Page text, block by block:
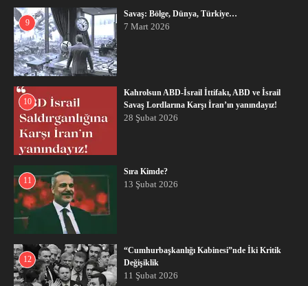
9
Savaş: Bölge, Dünya, Türkiye…
7 Mart 2026
10
Kahrolsun ABD-İsrail İttifakı, ABD ve İsrail
Savaş Lordlarına Karşı İran’ın yanındayız!
28 Şubat 2026
11
Sıra Kimde?
13 Şubat 2026
12
“Cumhurbaşkanlığı Kabinesi”nde İki Kritik
Değişiklik
11 Şubat 2026